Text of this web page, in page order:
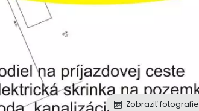
Zobraziť fotografie